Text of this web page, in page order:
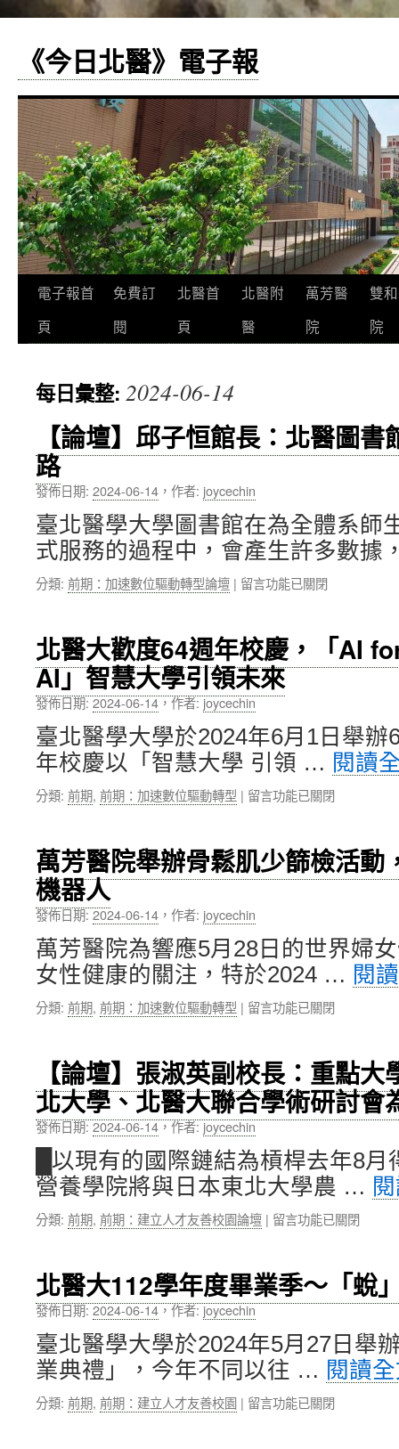
《今日北醫》電子報
跳
至
要
容
電子報首
頁
免費訂
閱
北醫首
頁
北醫附
醫
萬芳醫
院
雙
院
每日彙整: 2024-06-14
【論壇】邱子恒館長：北醫圖
路
發佈日期: 2024-06-14 ， 作者: joycechin
臺北醫學大學圖書館在為全體系師
式服務的過程中，會產生許多數
分類: 前期：加速數位驅動轉型論壇 | 在
邱
子
恒
館
長：
北
醫
圖
館
數
位
轉
之
路〉
中
留言功能已關閉
北醫大歡度64週年校慶，「AI
AI」智慧大學引領未來
發佈日期:2024-06-14，作者: joycechin
臺北醫學大學於2024年6月1日舉辦
年校慶以「智慧大學 引領 … 閱讀
分類: 前期, 前期：加速數位驅動轉型 | 在
大
歡
度
週
年
校
慶，
「AI
for
All
with
AI」
智
慧
大
學
引
未
留言功能已關閉
萬芳醫院舉辦骨鬆肌少篩檢活動
機器人
發佈日期:2024-06-14 ， 作者: joycechin
萬芳醫院為響應5月28日的世界婦
女性健康的關注，特於2024 … 閱
分類: 前期, 前期：加速數位驅動轉型 | 在
醫
院
舉
辦
骨
鬆
肌
少
篩
檢
首
次
引
AI
問
答
機
器
留言功能已關閉
【論壇】張淑英副校長：重點
北大學、北醫大聯合學術研討會
發佈日期:2024-06-14，作者: joycechin
█以現有的國際鏈結為槓桿去年8
營養學院將與日本東北大學農 …
分類: 前期, 前期：建立人才友善校園論壇 | 在
張
淑
英
校
長：
重
點
大
留言功能已關閉
北醫大112學年度畢業季～「蛻
發佈日期:2024-06-14，作者: joycechin
臺北醫學大學於2024年5月27日舉
業典禮」，今年不同以往 … 閱讀
分類: 前期, 前期：建立人才友善校園 | 在
留言功能已關閉